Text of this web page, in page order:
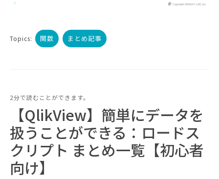
Topics: 関数 まとめ記事
2分で読むことができます。
【QlikView】簡単にデータを
扱うことができる：ロードス
クリプト まとめ一覧【初心者
向け】